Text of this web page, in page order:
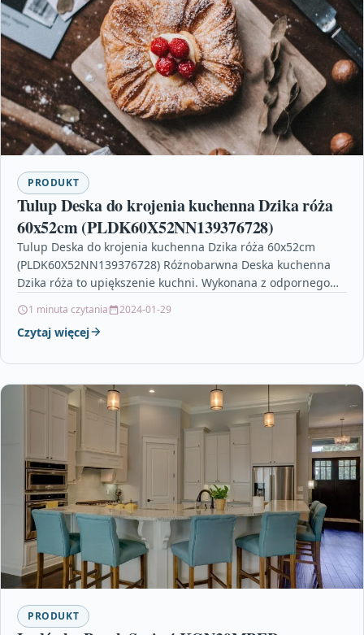
PRODUKT
Tulup Deska do krojenia kuchenna Dzika róża
60x52cm (PLDK60X52NN139376728)
Tulup Deska do krojenia kuchenna Dzika róża 60x52cm
(PLDK60X52NN139376728) Różnobarwna Deska kuchenna
Dzika róża to upiększenie kuchni. Wykonana z odpornego
1 minuta czytania 2024-01-29
Czytaj więcej
PRODUKT